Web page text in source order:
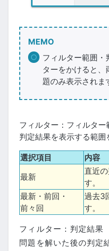
MEMO
フィルター範囲・
ターをかけると、
題のみ表示されま
フィルター：フィルター
判定結果を表示する範囲
選択項目
内容
最新
直近
す。
最新・前回・
前々回
過去3
す。
フィルター：判定結果
問題を解いた後の判定